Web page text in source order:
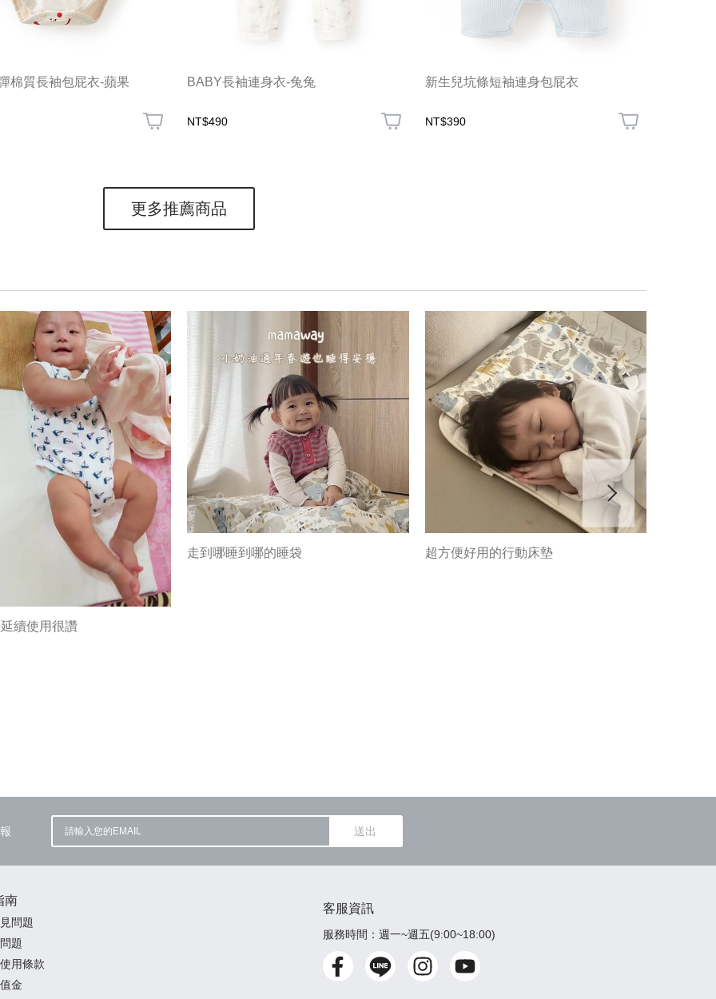
棉質長袖包屁衣-蘋果 BABY長袖連身衣-兔兔
NT$490
新生兒坑條短袖連身包屁衣
NT$390
更多推薦商品
續使用很讚
走到哪睡到哪的睡袋 超方便好用的行動床墊
送出
南
問題
題
用條款
金
客服資訊
服務時間：週一~週五(9:00~18:00)